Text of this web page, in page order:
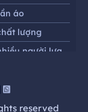
áo
lượng
người lựa
cho cửa
reserved